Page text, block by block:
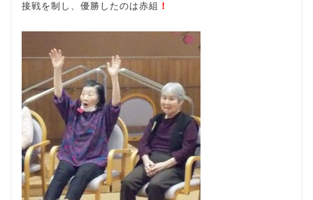
接戦を制し、優勝したのは赤組 ！